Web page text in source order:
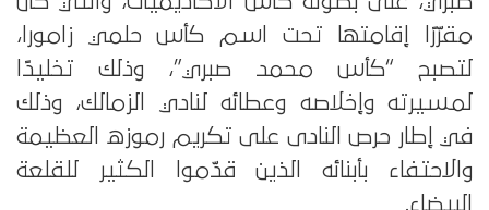
مقرّرًا إقامتها تحت اسم كأس حلمي زامورا،
لتصبح “كأس محمد صبري”، وذلك تخليدًا
لمسيرته وإخلاصه وعطائه لنادي الزمالك، وذلك
في إطار حرص النادى على تكريم رموزه العظيمة
والاحتفاء بأبنائه الذين قدّموا الكثير للقلعة
البيضاء.